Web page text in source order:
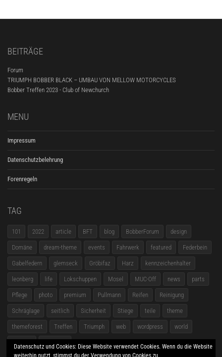
BEITRÄGE
Forum
TRIUMPH BOBBER BLACK – UMBAU VON MELLOW MOTORCYCLES
Bobber Treffen 2023 - Club of Newchurch
MENU
Impressum
Datenschutzbelehrung
Forenregeln
TAG
101 2022 article BFT blog BobberForum design
Domäne dream-theme events Fahrwerk featured Federbein
Gabelfedern glemseck Gröbifaz Harz kennzeichenhalter
leonberg life Lokschuppen Mosel MUC-Off news parts
Pflege photo premium Pullmann Reifen Reinigung
Schräglage seitlich Sicherheit Stiege teile theme
themeforest Treffen Triumph web wordpress world
zubehör Übersicht
Datenschutz und Cookies: Diese Website verwendet Cookies. Wenn du die Website
weiterhin nutzt, stimmst du der Verwendung von Cookies zu.